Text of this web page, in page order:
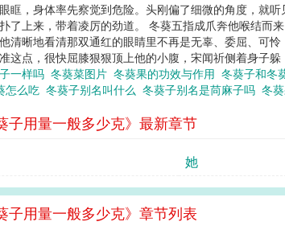
眶，身体率先察觉到危险。头刚偏了细微的角度，就
了上来，带着凌厉的劲道。 冬葵五指成爪奔他喉结而
清晰地看清那双通红的眼睛里不再是无辜、委屈、可
这点，很快屈膝狠狠顶上他的小腹，宋闻祈侧着身子
一样吗 冬葵菜图片 冬葵果的功效与作用 冬葵子和冬
怎么吃 冬葵子别名叫什么 冬葵子别名是苘麻子吗 冬
子用量一般多少克》最新章节
她
子用量一般多少克》章节列表